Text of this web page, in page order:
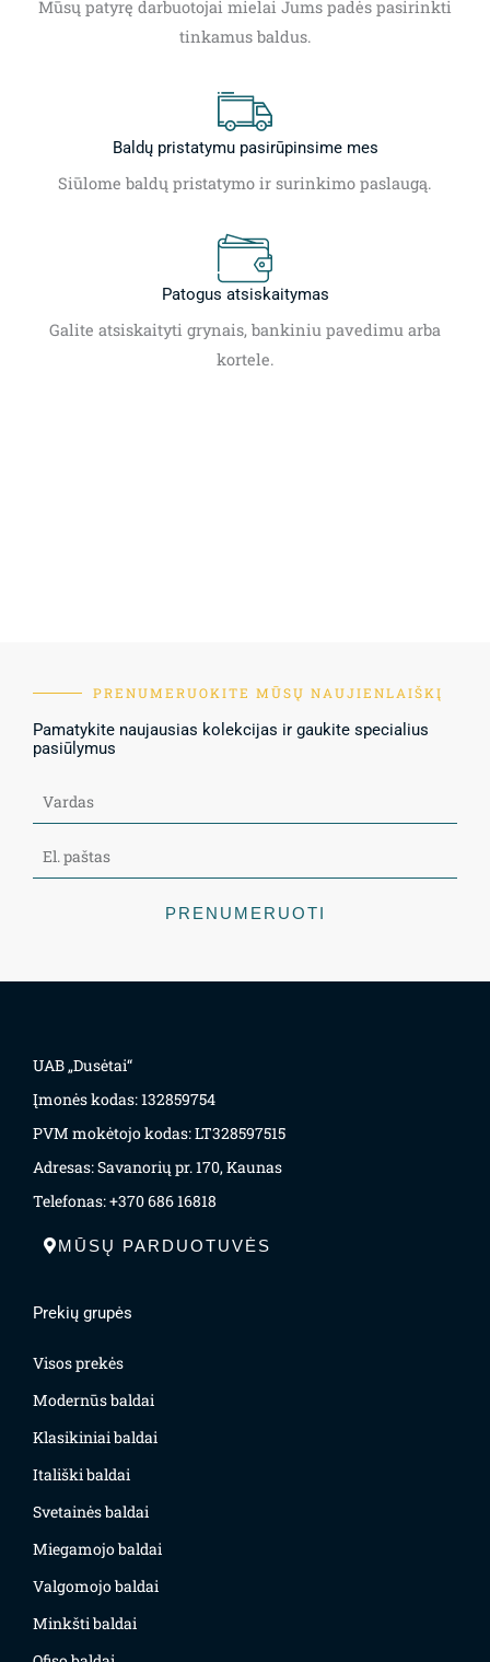
Mūsų patyrę darbuotojai mielai Jums padės pasirinkti
tinkamus baldus.
Baldų pristatymu pasirūpinsime mes
Siūlome baldų pristatymo ir surinkimo paslaugą.
Patogus atsiskaitymas
Galite atsiskaityti grynais, bankiniu pavedimu arba
kortele.
PRENUMERUOKITE MŪSŲ NAUJIENLAIŠKĮ
Pamatykite naujausias kolekcijas ir gaukite specialius
pasiūlymus
PRENUMERUOTI
UAB „Dusėtai“
Įmonės kodas: 132859754
PVM mokėtojo kodas: LT328597515
Adresas: Savanorių pr. 170, Kaunas
Telefonas: +370 686 16818
MŪSŲ PARDUOTUVĖS
Prekių grupės
Visos prekės
Modernūs baldai
Klasikiniai baldai
Itališki baldai
Svetainės baldai
Miegamojo baldai
Valgomojo baldai
Minkšti baldai